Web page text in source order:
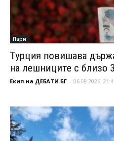
Пари
Турция повишава
на лешниците с близо
Екип на ДЕБАТИ.БГ - 06.08.2026,